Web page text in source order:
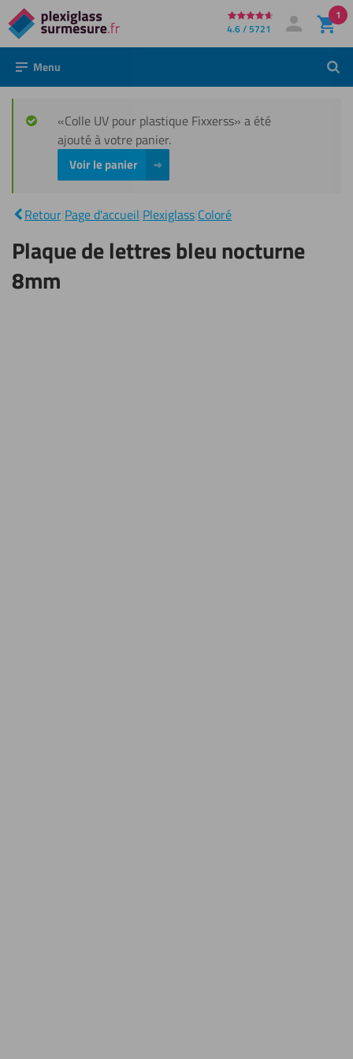
Directement
au
contenu
4.6 / 5721 Mon compte
Se connecter
1
Menu
«Colle UV pour plastique Fixxerss» a été
ajouté à votre panier.
Voir le panier
Retour Page d'accueil Plexiglass Coloré
de
lettres
bleu
8mm
Plaque de lettres bleu nocturne
8mm